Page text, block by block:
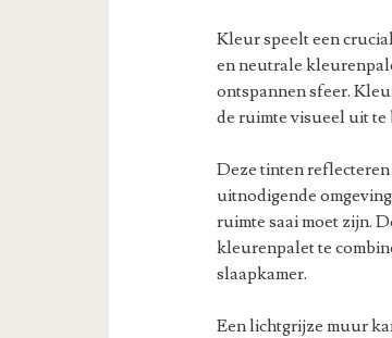
Kleur speelt een
en neutrale
ontspannen sfeer.
de ruimte visueel uit te
Deze tinten
uitnodigende
ruimte saai moet zijn.
kleurenpalet te
slaapkamer.
Een lichtgrijze muur